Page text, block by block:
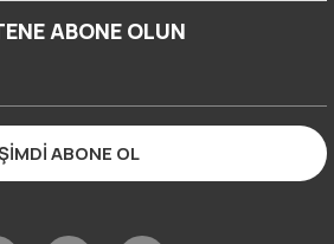
ABONE OLUN
ABONE OL